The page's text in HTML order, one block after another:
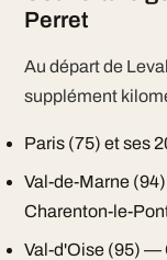
Perret
Au départ de
supplément
Paris (75) et ses
Val-de-Marne
Charenton-le-
Val-d'Oise (95) —